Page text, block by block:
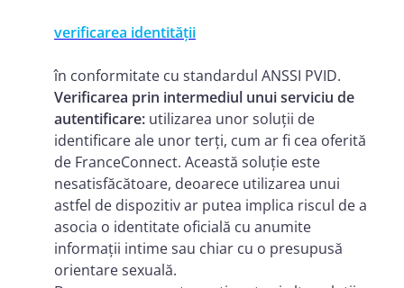
verificarea identității
în conformitate cu standardul ANSSI PVID.
Verificarea prin intermediul unui serviciu de
autentificare: utilizarea unor soluții de
identificare ale unor terți, cum ar fi cea oferită
de FranceConnect. Această soluție este
nesatisfăcătoare, deoarece utilizarea unui
astfel de dispozitiv ar putea implica riscul de a
asocia o identitate oficială cu anumite
informații intime sau chiar cu o presupusă
orientare sexuală.